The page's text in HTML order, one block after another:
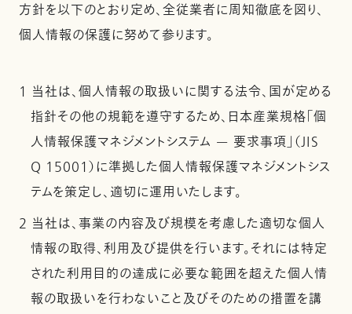
方針を以下のとおり定め、全従業者に周知徹底を図り、
個人情報の保護に努めて参ります。
1 当社は、個人情報の取扱いに関する法令、国が定める
指針その他の規範を遵守するため、日本産業規格「個
人情報保護マネジメントシステム — 要求事項」（JIS
Q 15001）に準拠した個人情報保護マネジメントシス
テムを策定し、適切に運用いたします。
2 当社は、事業の内容及び規模を考慮した適切な個人
情報の取得、利用及び提供を行います。それには特定
された利用目的の達成に必要な範囲を超えた個人情
報の取扱いを行わないこと及びそのための措置を講